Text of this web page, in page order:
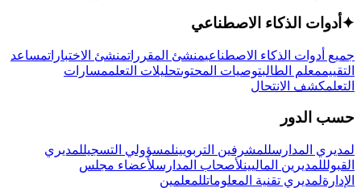
✦ أدوات الذكاء الاصطناعي
جميع أدوات الذكاء الاصطناعيمنشئ المقرراتمنشئ الاختباراتمساعد
التقييممعلم الطالبتوصيات المحتوىتحليلات التعلممسارات
التعلمكشف الانتحال
حسب الدور
لمديري المدارسللمشرفين التربويينلمسؤولي التسجيللمديري
القبولللمديرين الماليينلأصحاب المدارسلأعضاء مجلس
الإدارةلمديري تقنية المعلوماتللمعلمين